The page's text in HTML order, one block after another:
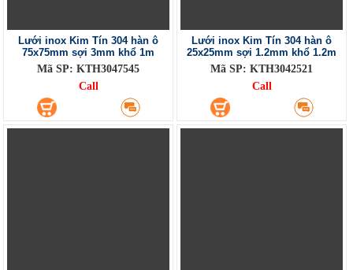
Lưới inox Kim Tín 304 hàn ô
75x75mm sợi 3mm khổ 1m
Mã SP: KTH3047545
Call
Lưới inox Kim Tín 304 hàn ô
25x25mm sợi 1.2mm khổ 1.2m
Mã SP: KTH3042521
Call